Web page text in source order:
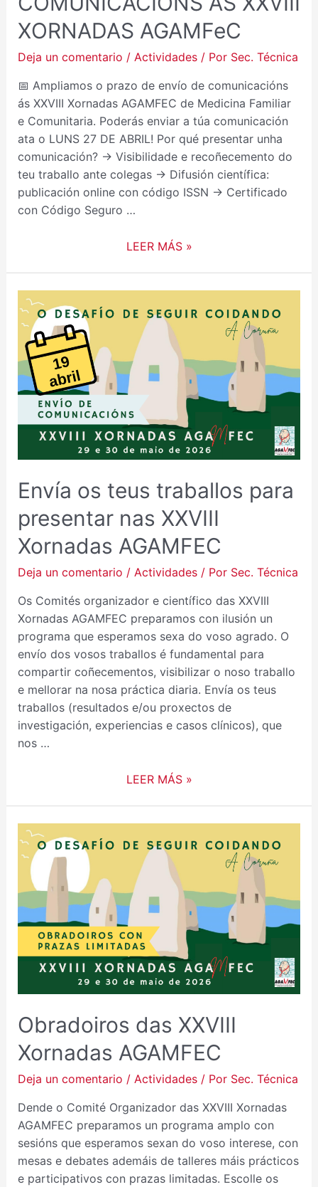
XORNADAS AGAMFeC
Deja un comentario / Actividades/ Por Sec. Técnica
📅 Ampliamos o prazo de envío de comunicacións
ás XXVIII Xornadas AGAMFEC de Medicina Familiar
e Comunitaria. Poderás enviar a túa comunicación
ata o LUNS 27 DE ABRIL! Por qué presentar unha
comunicación? → Visibilidade e recoñecemento do
teu traballo ante colegas → Difusión científica:
publicación online con código ISSN → Certificado
con Código Seguro …
LEER MÁS »
Envía os teus traballos para
presentar nas XXVIII
Xornadas AGAMFEC
Deja un comentario / Actividades/ Por Sec. Técnica
Os Comités organizador e científico das XXVIII
Xornadas AGAMFEC preparamos con ilusión un
programa que esperamos sexa do voso agrado. O
envío dos vosos traballos é fundamental para
compartir coñecementos, visibilizar o noso traballo
e mellorar na nosa práctica diaria. Envía os teus
traballos (resultados e/ou proxectos de
investigación, experiencias e casos clínicos), que
nos …
OS
TEUS
TRABALLOS
PARA
PRESENTAR
XXVIII
XORNADAS
AGAMFEC
LEER MÁS »
Obradoiros das XXVIII
Xornadas AGAMFEC
Deja un comentario / Actividades/ Por Sec. Técnica
Dende o Comité Organizador das XXVIII Xornadas
AGAMFEC preparamos un programa amplo con
sesións que esperamos sexan do voso interese, con
mesas e debates ademáis de talleres máis prácticos
e participativos con prazas limitadas. Escolle os
DAS
XXVIII
XORNADAS
AGAMFEC